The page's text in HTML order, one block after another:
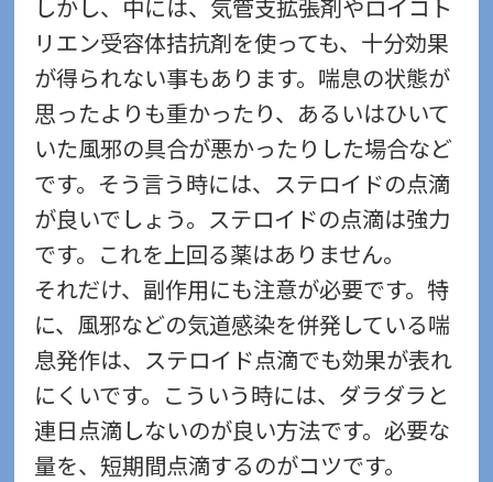
しかし、中には、気管支拡張剤やロイコト
リエン受容体拮抗剤を使っても、十分効果
が得られない事もあります。喘息の状態が
思ったよりも重かったり、あるいはひいて
いた風邪の具合が悪かったりした場合など
です。そう言う時には、ステロイドの点滴
が良いでしょう。ステロイドの点滴は強力
です。これを上回る薬はありません。
それだけ、副作用にも注意が必要です。特
に、風邪などの気道感染を併発している喘
息発作は、ステロイド点滴でも効果が表れ
にくいです。こういう時には、ダラダラと
連日点滴しないのが良い方法です。必要な
量を、短期間点滴するのがコツです。